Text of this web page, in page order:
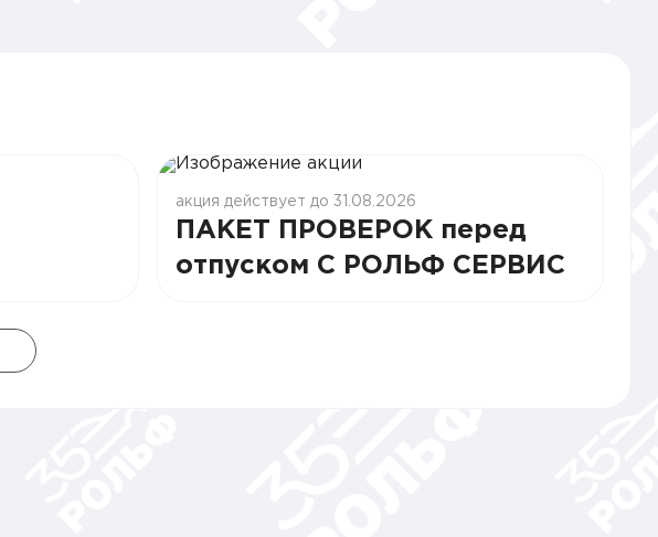
акция действует до 31.08.2026
ПАКЕТ ПРОВЕРОК перед
отпуском С РОЛЬФ СЕРВИС